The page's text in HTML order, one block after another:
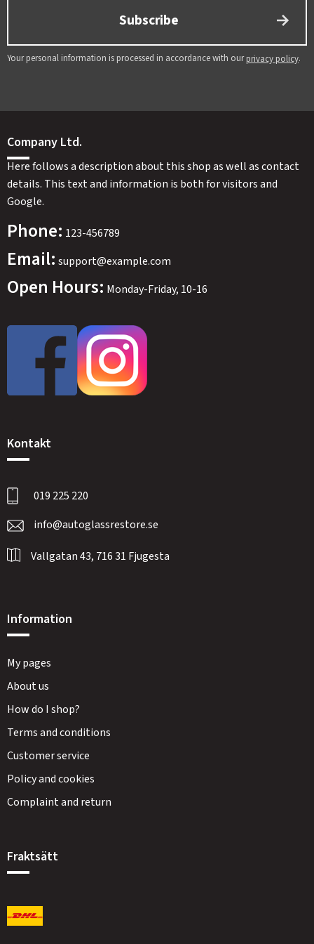
Subscribe
Your personal information is processed in accordance with ourprivacy policy.
Company Ltd.
Here follows a description about this shop as well as contact
details. This text and information is both for visitors and
Google.
Phone: 123-456789
Email: support@example.com
Open Hours: Monday-Friday, 10-16
Kontakt
019 225 220
info@autoglassrestore.se
Vallgatan 43, 716 31 Fjugesta
Information
My pages
About us
How do I shop?
Terms and conditions
Customer service
Policy and cookies
Complaint and return
Fraktsätt